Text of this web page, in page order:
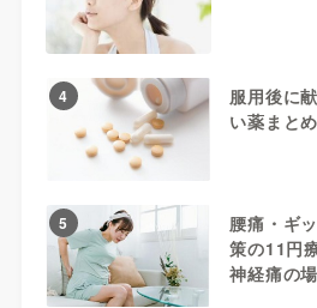
4
服用後に
い薬まとめ
5
腰痛・ギ
策の11円
神経痛の